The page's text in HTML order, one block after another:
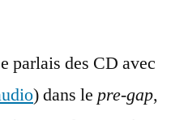
parlais des CD avec
) dans le pre-gap,